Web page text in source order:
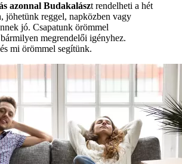
azonnal Budakalászt rendelheti a hét
jöhetünk reggel, napközben vagy
jó. Csapatunk örömmel
megrendelői igényhez.
mi örömmel segítünk.